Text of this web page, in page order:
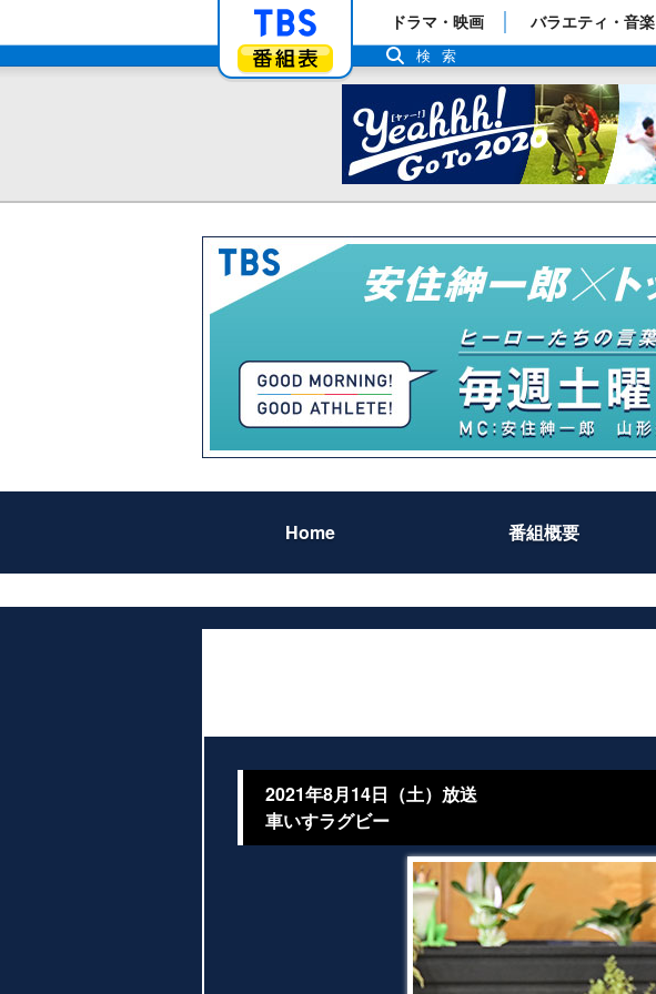
「TBSテレビ」トップページ
番組表
ドラマ・映画 バラエティ・音楽
検索
Home 番組概要
2021年8月14日（土）放送
車いすラグビー